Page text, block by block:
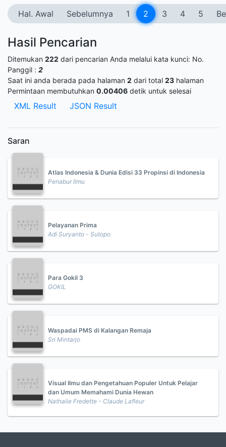
Hal. Awal Sebelumnya 1 2 3 4 5
Hasil Pencarian
Ditemukan 222 dari pencarian Anda melalui kata kunci: No.
Panggil : 2
Saat ini anda berada pada halaman 2 dari total 23 halaman
Permintaan membutuhkan 0.00406 detik untuk selesai
XML Result JSON Result
Saran
Atlas Indonesia & Dunia Edisi 33 Propinsi di Indonesia
Penabur Ilmu
Pelayanan Prima
Adi Suryanto - Sutopo
Para Gokil 3
GOKIL
Waspadai PMS di Kalangan Remaja
Sri Mintarjo
Visual Ilmu dan Pengetahuan Populer Untuk Pelajar
dan Umum Memahami Dunia Hewan
Nathalie Fredette - Claude Lafleur